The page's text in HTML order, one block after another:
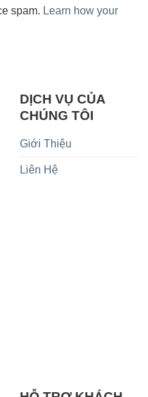
spam. Learn how your
DỊCH VỤ CỦA
CHÚNG TÔI
Giới Thiệu
Liên Hệ